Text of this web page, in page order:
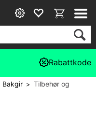
Rabattkode
Bakgir>Tilbehør og